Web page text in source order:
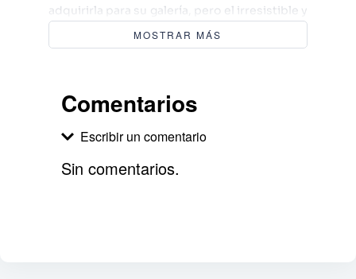
adquirirla para su galería, pero el irresistible y
persuasivo Mac, le pondrá las cosas muy
difíciles... ¿Estarán dispuestos a renunciar a lo
inesperado del pasado de Carol y el recuerdo
Navidad de 1914, pondrán en riesgo la firmeza
la magia de Escocia les acompañen.
MOSTRAR MÁS
Comentarios
Escribir un comentario
Sin comentarios.